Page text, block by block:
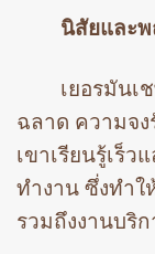
นิสัยและพ
เยอรมันเ
ฉลาด ความจ
เขาเรียนรู้เร็
ทำงาน ซึ่งทำใ
รวมถึงงานบริ